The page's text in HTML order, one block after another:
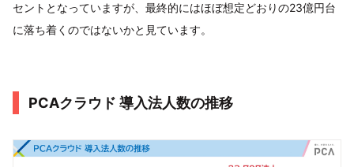
セントとなっていますが、最終的にはほぼ想定どおりの23億円台
に落ち着くのではないかと見ています。
PCAクラウド 導入法人数の推移